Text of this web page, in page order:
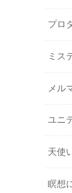
プロ
ミス
メル
ユニ
天使
瞑想